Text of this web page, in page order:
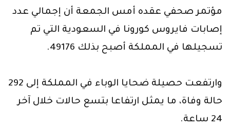
مؤتمر صحفي عقده أمس الجمعة أن إجمالي عدد
إصابات فايروس كورونا في السعودية التي تم
تسجيلها في المملكة أصبح بذلك 49176.
وارتفعت حصيلة ضحايا الوباء في المملكة إلى 292
حالة وفاة، ما يمثل ارتفاعا بتسع حالات خلال آخر
24 ساعة.